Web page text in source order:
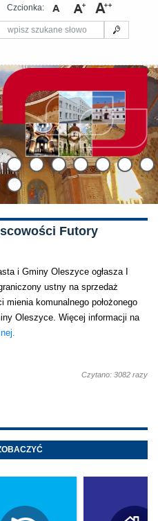
Czcionka:
Futory
i Gminy Oleszyce ogłasza I
ustny na sprzedaż
mienia komunalnego położonego
Oleszyce. Więcej informacji na
Czytano: 3082 razy